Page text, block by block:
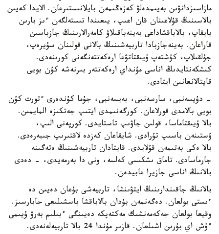
مازاسىزدانۋىن بەيىمدەلۋ كەزەڭىمەن بايلانىستىرعان. الايدا كەيىن
بالاسىنىڭ قۇلاعىنان قان اعىپ، يىعىندا تىستەلگەن ءىز بارىن
بايقاپ، بالاباقشاداعى بەينەباقىلاۋ كامەرالارىنىڭ جازباسىن
قاراعان. بەينەجازبادا تاربيەشىنىڭ بالانى قولىنان سۇيرەپ،
جۇلقىلاپ، كۇشتەپ ۇيىقتاتۋعا ارەكەتتەنگەنى كورىنەدى.
كىشكەنتايدىڭ اناسى مۇنداي ارەكەتتەر بىرنەشە كۇن بويى
قايتالانعانىن ايتادى.
- دۇيسەنبى، سارسەنبى، بەيسەنبى، جۇما كۇندەرى ءتورت كۇن
بويى بالامدى قورلاعان. كورگەنىمدى ايتىپ جەتكىزە المايمىن.
بالا ۇيىقتاماسا، قولىن جاۋىپ تاستايدى. كورپەنى الىپ،
ۇستىنەن باسىپ تۇرادى. شايقاعان كەزدە لاقتىرىپ جىبەرەدى.
بالا ەكى بەتىمەن قۇلايدى. قايتادان تاربيەشىنىڭ ەتەگىنە
جارماسادى. تاماق ىشكىسى كەلسە، ونى دا بەرمەيدى، - دەدى
بالانىڭ اناسى جازيرا عابيدەن.
بالانىڭ جاقىندارىنىڭ ايتۋىنشا، تاربيەشى بۇعان دەيىن دە
ءىستى بولعان. دەگەنمەن بۇدان بالاباقشا باسشىلىعى حابارسىز.
وقيعا بولعان جەكەمەنشىك مەكتەپكە دەيىنگى ءبىلىم بەرۋ ۇيىمى
ءۇش اي بۇرىن اشىلعان. قازىر مۇندا 24 بالا تاربيەلەنەدى.